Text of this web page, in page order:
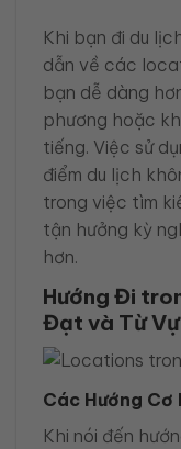
Khi bạn đi du
dẫn về các
bạn dễ dàng
phương hoặc
tiếng. Việc sử
điểm du lịch
trong việc tìm
tận hưởng kỳ
hơn.
Hướng Đi
Đạt và Từ
Các Hướng Cơ
Khi nói đến